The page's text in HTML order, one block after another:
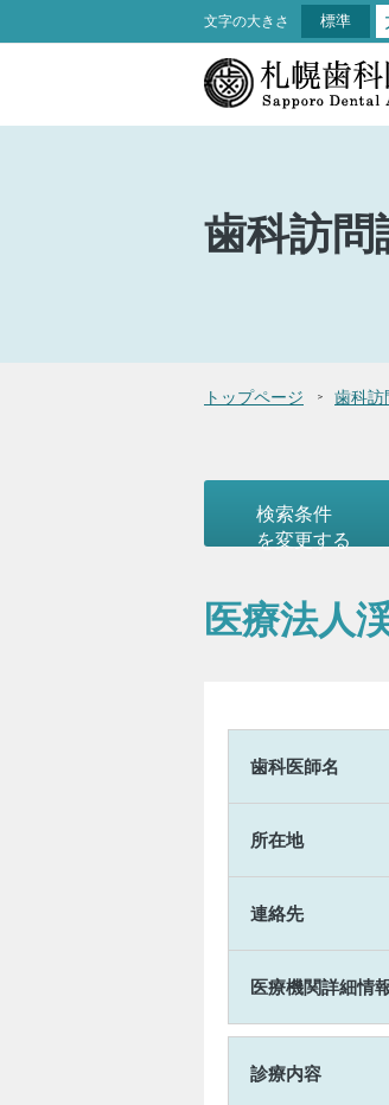
文字の大きさ 標準
歯科訪
トップページ 歯科訪
検索条件
を変更する
医療法人
歯科医師名
所在地
連絡先
医療機関詳細情
診療内容